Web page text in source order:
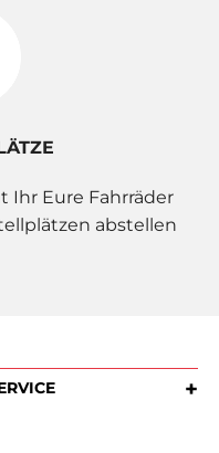
Ihr Eure Fahrräder
abstellen